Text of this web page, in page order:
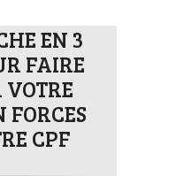
EN 3
FAIRE
CPF